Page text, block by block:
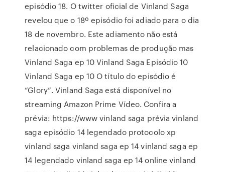
episódio 18. O twitter oficial de Vinland Saga
revelou que o 18º episódio foi adiado para o dia
18 de novembro. Este adiamento não está
relacionado com problemas de produção mas
Vinland Saga ep 10 Vinland Saga Episódio 10
Vinland Saga ep 10 O título do episódio é
“Glory”. Vinland Saga está disponível no
streaming Amazon Prime Vídeo. Confira a
prévia: https://www vinland saga prévia vinland
saga episódio 14 legendado protocolo xp
vinland saga vinland saga ep 14 vinland saga ep
14 legendado vinland saga ep 14 online vinland